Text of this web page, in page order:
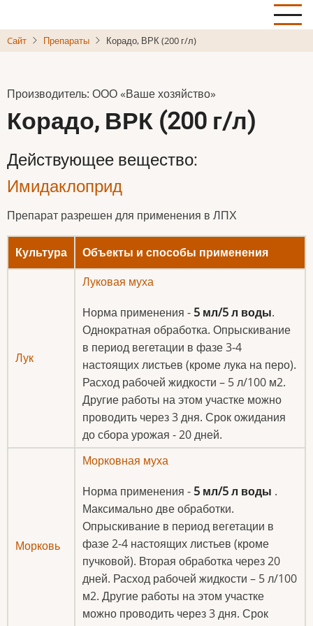
to
main
Cайт Препараты Корадо, ВРК (200 г/л)
Производитель: ООО «Ваше хозяйство»
Корадо, ВРК (200 г/л)
Действующее вещество:
Имидаклоприд
Препарат разрешен для применения в ЛПХ
Культура Объекты и способы применения
Лук
Луковая муха
Норма применения - 5 мл/5 л воды.
Однократная обработка. Опрыскивание
в период вегетации в фазе 3-4
настоящих листьев (кроме лука на перо).
Расход рабочей жидкости – 5 л/100 м2.
Другие работы на этом участке можно
проводить через 3 дня. Срок ожидания
до сбора урожая - 20 дней.
Морковь
Морковная муха
Норма применения - 5 мл/5 л воды .
Максимально две обработки.
Опрыскивание в период вегетации в
фазе 2-4 настоящих листьев (кроме
пучковой). Вторая обработка через 20
дней. Расход рабочей жидкости – 5 л/100
м2. Другие работы на этом участке
можно проводить через 3 дня. Срок